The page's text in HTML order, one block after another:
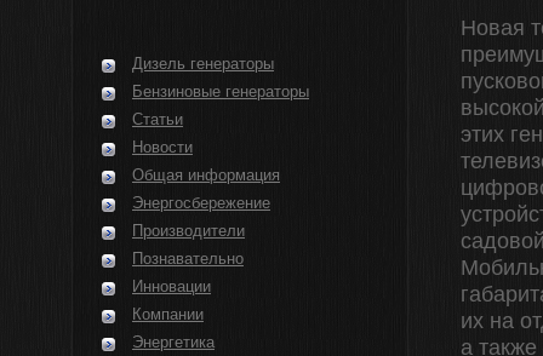
Дизель генераторы
Бензиновые генераторы
Статьи
Новости
Общая информация
Энергосбережение
Производители
Познавательно
Инновации
Компании
Энергетика
Новая
этих
их на
а